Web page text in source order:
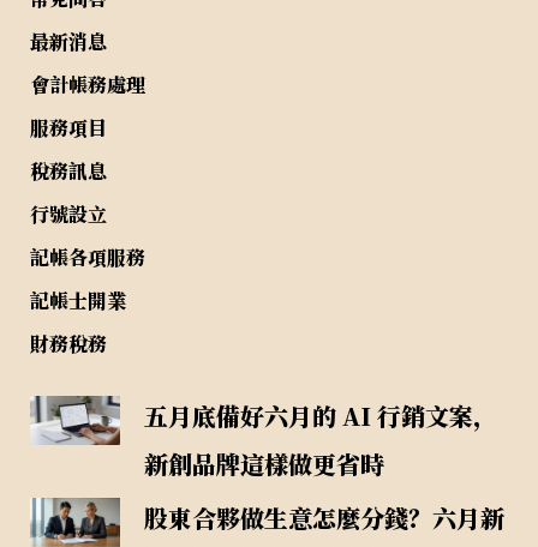
最新消息
會計帳務處理
服務項目
稅務訊息
行號設立
記帳各項服務
記帳士開業
財務稅務
五月底備好六月的 AI 行銷文案，
新創品牌這樣做更省時
股東合夥做生意怎麼分錢？六月新